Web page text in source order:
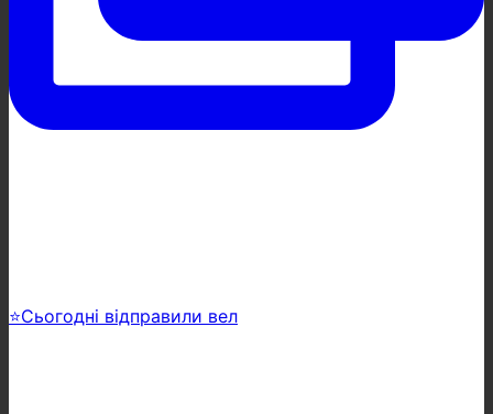
⭐️Сьогодні відправили вел